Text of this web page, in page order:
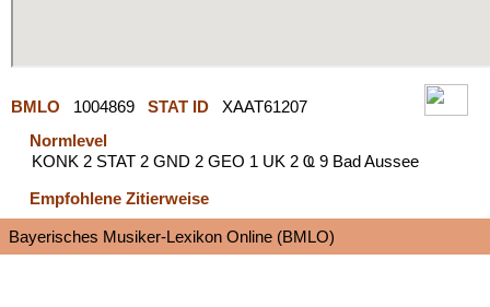
BMLO 1004869 STAT ID
XAAT61207
Normlevel
KONK 2 STAT 2 GND 2 GEO 1 UK 2 Ҩ 9 Bad Aussee
Empfohlene Zitierweise
Bayerisches Musiker-Lexikon Online (BMLO)